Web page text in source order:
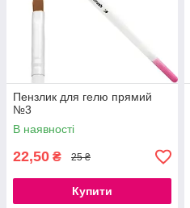
Пензлик для гелю прямий
№3
В наявності
22,50 ₴ 25 ₴
Купити